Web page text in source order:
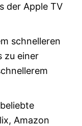
der Apple TV
schnelleren
zu einer
Amazon